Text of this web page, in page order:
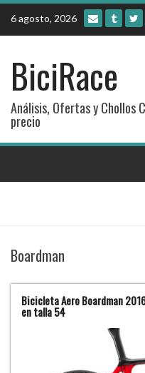
Skip
content
6 agosto, 2026
BiciRace
Análisis, Ofertas y Chollos
precio
Boardman
Bicicleta Aero Boardman 2016
en talla 54